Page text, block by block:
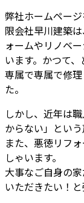
弊社ホームペー
限会社早川建築
ォームやリノベ
います。かつて
専属で専属で修
た。
しかし、近年は
からない」という
また、悪徳リフ
しゃいます。
大事なご自身の
いただきたい！と